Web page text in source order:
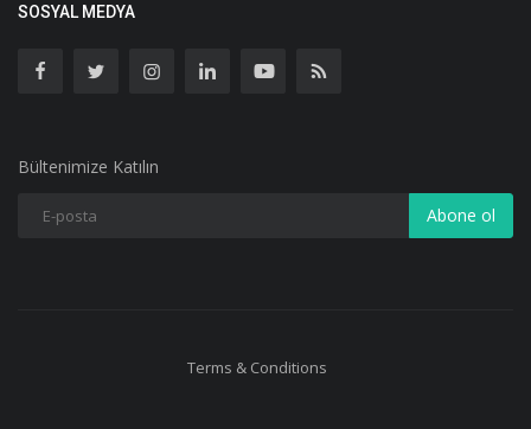
SOSYAL MEDYA
Bültenimize Katılın
Abone ol
Terms & Conditions